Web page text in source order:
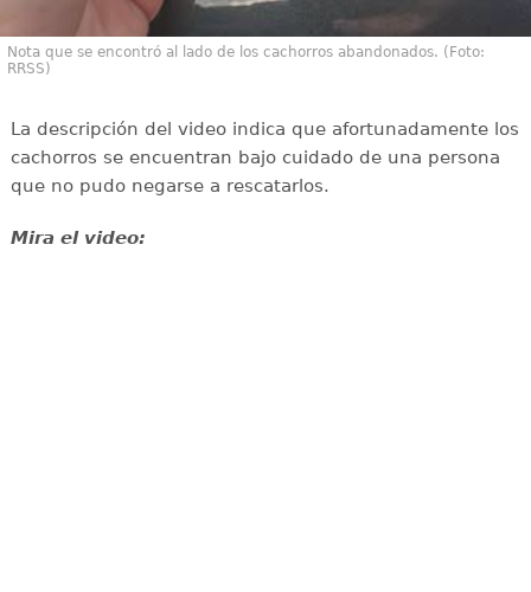
Nota que se encontró al lado de los cachorros abandonados. (Foto:
RRSS)
La descripción del video indica que afortunadamente los
cachorros se encuentran bajo cuidado de una persona
que no pudo negarse a rescatarlos.
Mira el video: